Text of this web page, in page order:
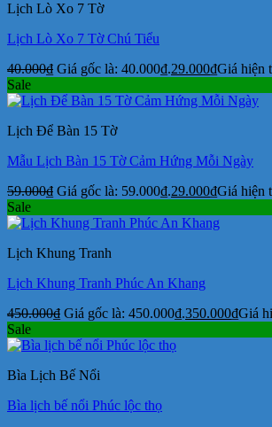
Lịch Lò Xo 7 Tờ
Lịch Lò Xo 7 Tờ Chú Tiểu
40.000₫ Giá gốc là: 40.000₫.29.000₫Giá hiện
Sale
Lịch Để Bàn 15 Tờ
Mẫu Lịch Bàn 15 Tờ Cảm Hứng Mỗi Ngày
59.000₫ Giá gốc là: 59.000₫.29.000₫Giá hiện
Sale
Lịch Khung Tranh
Lịch Khung Tranh Phúc An Khang
450.000₫ Giá gốc là: 450.000₫.350.000₫Giá
Sale
Bìa Lịch Bế Nổi
Bìa lịch bế nổi Phúc lộc thọ